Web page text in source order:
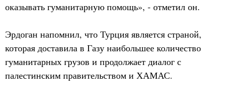
оказывать гуманитарную помощь», - отметил он.
Эрдоган напомнил, что Турция является страной,
которая доставила в Газу наибольшее количество
гуманитарных грузов и продолжает диалог с
палестинским правительством и ХАМАС.